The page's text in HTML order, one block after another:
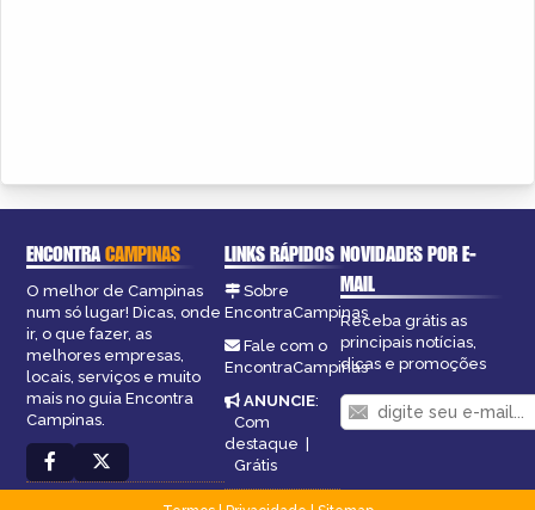
ENCONTRACAMPINAS
O melhor de Campinas
num só lugar! Dicas, onde
ir, o que fazer, as
melhores empresas,
locais, serviços e muito
mais no guia Encontra
Campinas.
LINKS RÁPIDOS
Sobre
EncontraCampinas
Fale com o
EncontraCampinas
ANUNCIE:
Com
destaque |
Grátis
NOVIDADES POR E-
MAIL
Receba grátis as
principais notícias,
dicas e promoções